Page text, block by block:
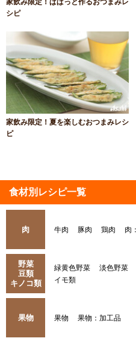
家飲み限定！ぱぱっと作るおつまみレ
シピ
家飲み限定！夏を楽しむおつまみレシ
ピ
食材別レシピ一覧
肉 牛肉 豚肉 鶏肉 肉
野菜
豆類
キノコ類
緑黄色野菜 淡色野菜
イモ類
果物 果物 果物：加工品